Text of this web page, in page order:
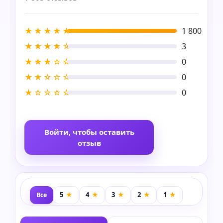
★★★★★
1 800
★★★★☆
3
★★★☆☆
0
★★☆☆☆
0
★☆☆☆☆
0
Войти, чтобы оставить
отзыв
Все